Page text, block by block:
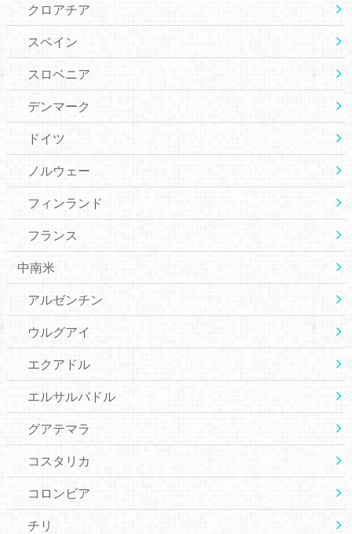
クロアチア
スペイン
スロベニア
デンマーク
ドイツ
ノルウェー
フィンランド
フランス
中南米
アルゼンチン
ウルグアイ
エクアドル
エルサルバドル
グアテマラ
コスタリカ
コロンビア
チリ